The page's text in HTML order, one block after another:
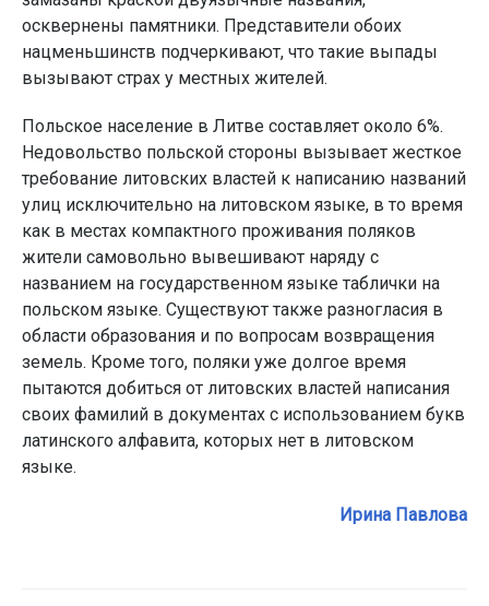
осквернены памятники. Представители обоих
нацменьшинств подчеркивают, что такие выпады
вызывают страх у местных жителей.
Польское население в Литве составляет около 6%.
Недовольство польской стороны вызывает жесткое
требование литовских властей к написанию названий
улиц исключительно на литовском языке, в то время
как в местах компактного проживания поляков
жители самовольно вывешивают наряду с
названием на государственном языке таблички на
польском языке. Существуют также разногласия в
области образования и по вопросам возвращения
земель. Кроме того, поляки уже долгое время
пытаются добиться от литовских властей написания
своих фамилий в документах с использованием букв
латинского алфавита, которых нет в литовском
языке.
Ирина Павлова